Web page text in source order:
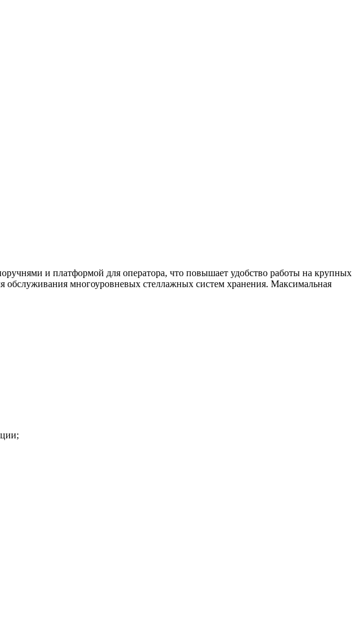
и платформой для оператора, что повышает удобство работы на крупных
обслуживания многоуровневых стеллажных систем хранения. Максимальная